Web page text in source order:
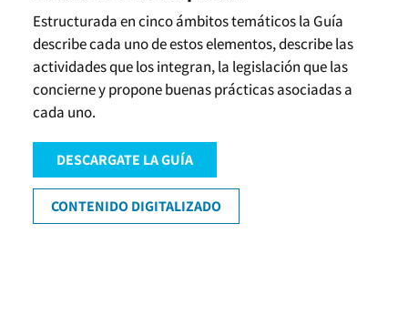
Estructurada en cinco ámbitos temáticos la Guía
describe cada uno de estos elementos, describe las
actividades que los integran, la legislación que las
concierne y propone buenas prácticas asociadas a
cada uno.
DESCARGATE LA GUÍA
CONTENIDO DIGITALIZADO